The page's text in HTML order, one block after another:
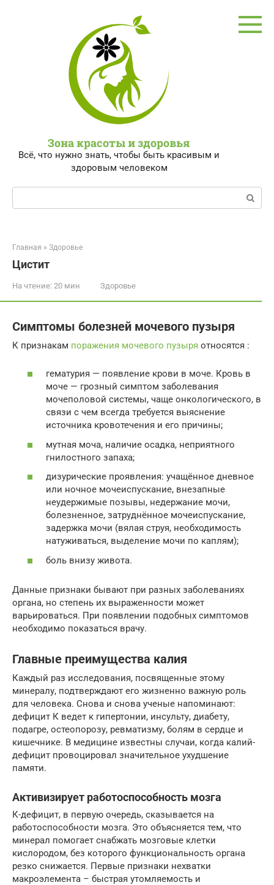
Зона красоты и здоровья
Всё, что нужно знать, чтобы быть красивым и
здоровым человеком
Поиск:
Главная » Здоровье
Цистит
На чтение: 20 мин Здоровье
Симптомы болезней мочевого пузыря
К признакам поражения мочевого пузыря относятся :
гематурия — появление крови в моче. Кровь в
моче — грозный симптом заболевания
мочеполовой системы, чаще онкологического, в
связи с чем всегда требуется выяснение
источника кровотечения и его причины;
мутная моча, наличие осадка, неприятного
гнилостного запаха;
дизурические проявления: учащённое дневное
или ночное мочеиспускание, внезапные
неудержимые позывы, недержание мочи,
болезненное, затруднённое мочеиспускание,
задержка мочи (вялая струя, необходимость
натуживаться, выделение мочи по каплям);
боль внизу живота.
Данные признаки бывают при разных заболеваниях
органа, но степень их выраженности может
варьироваться. При появлении подобных симптомов
необходимо показаться врачу.
Главные преимущества калия
Каждый раз исследования, посвященные этому
минералу, подтверждают его жизненно важную роль
для человека. Снова и снова ученые напоминают:
дефицит К ведет к гипертонии, инсульту, диабету,
подагре, остеопорозу, ревматизму, болям в сердце и
кишечнике. В медицине известны случаи, когда калий-
дефицит провоцировал значительное ухудшение
памяти.
Активизирует работоспособность мозга
К-дефицит, в первую очередь, сказывается на
работоспособности мозга. Это объясняется тем, что
минерал помогает снабжать мозговые клетки
кислородом, без которого функциональность органа
резко снижается. Первые признаки нехватки
макроэлемента – быстрая утомляемость и